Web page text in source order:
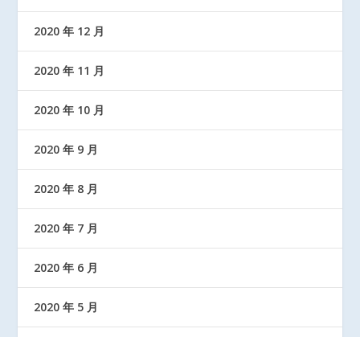
2020 年 12 月
2020 年 11 月
2020 年 10 月
2020 年 9 月
2020 年 8 月
2020 年 7 月
2020 年 6 月
2020 年 5 月